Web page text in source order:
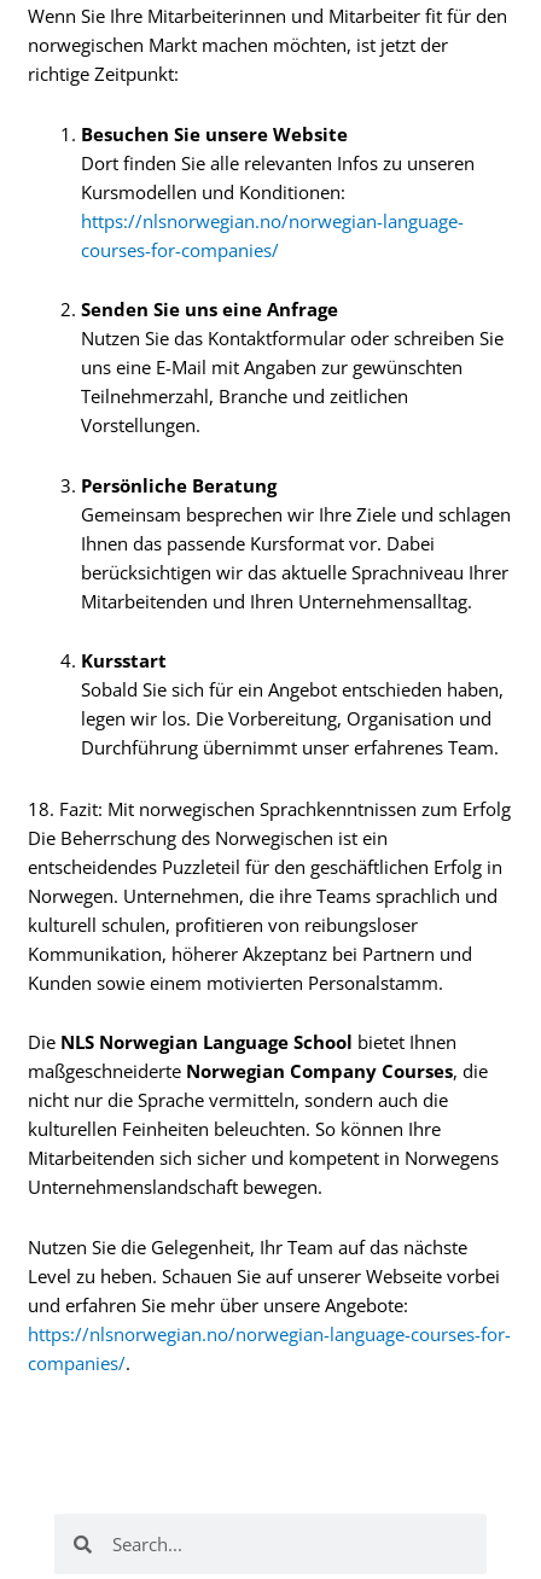
Wenn Sie Ihre Mitarbeiterinnen und Mitarbeiter fit für den
norwegischen Markt machen möchten, ist jetzt der
richtige Zeitpunkt:
Besuchen Sie unsere Website
Dort finden Sie alle relevanten Infos zu unseren
Kursmodellen und Konditionen:
https://nlsnorwegian.no/norwegian-language-
courses-for-companies/
Senden Sie uns eine Anfrage
Nutzen Sie das Kontaktformular oder schreiben Sie
uns eine E-Mail mit Angaben zur gewünschten
Teilnehmerzahl, Branche und zeitlichen
Vorstellungen.
Persönliche Beratung
Gemeinsam besprechen wir Ihre Ziele und schlagen
Ihnen das passende Kursformat vor. Dabei
berücksichtigen wir das aktuelle Sprachniveau Ihrer
Mitarbeitenden und Ihren Unternehmensalltag.
Kursstart
Sobald Sie sich für ein Angebot entschieden haben,
legen wir los. Die Vorbereitung, Organisation und
Durchführung übernimmt unser erfahrenes Team.
18. Fazit: Mit norwegischen Sprachkenntnissen zum Erfolg
Die Beherrschung des Norwegischen ist ein
entscheidendes Puzzleteil für den geschäftlichen Erfolg in
Norwegen. Unternehmen, die ihre Teams sprachlich und
kulturell schulen, profitieren von reibungsloser
Kommunikation, höherer Akzeptanz bei Partnern und
Kunden sowie einem motivierten Personalstamm.
Die NLS Norwegian Language School bietet Ihnen
maßgeschneiderte Norwegian Company Courses, die
nicht nur die Sprache vermitteln, sondern auch die
kulturellen Feinheiten beleuchten. So können Ihre
Mitarbeitenden sich sicher und kompetent in Norwegens
Unternehmenslandschaft bewegen.
Nutzen Sie die Gelegenheit, Ihr Team auf das nächste
Level zu heben. Schauen Sie auf unserer Webseite vorbei
und erfahren Sie mehr über unsere Angebote:
https://nlsnorwegian.no/norwegian-language-courses-for-
companies/.